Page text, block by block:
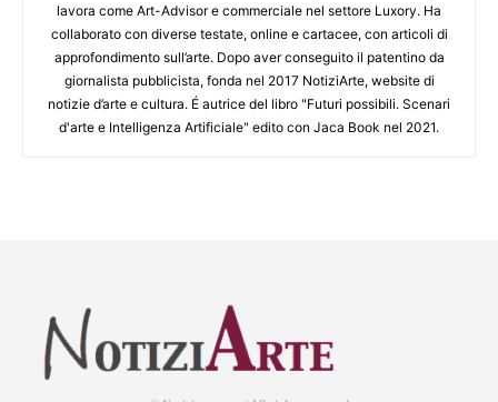
lavora come Art-Advisor e commerciale nel settore Luxory. Ha
collaborato con diverse testate, online e cartacee, con articoli di
approfondimento sull’arte. Dopo aver conseguito il patentino da
giornalista pubblicista, fonda nel 2017 NotiziArte, website di
notizie d’arte e cultura. É autrice del libro "Futuri possibili. Scenari
d'arte e Intelligenza Artificiale" edito con Jaca Book nel 2021.